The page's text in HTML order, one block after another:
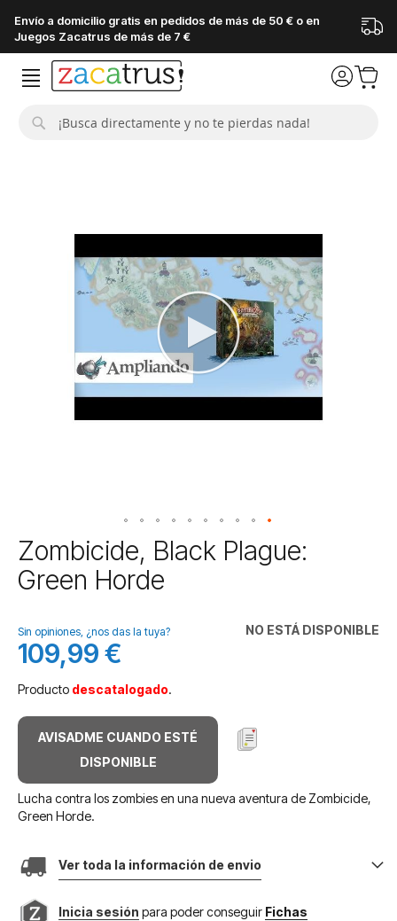
Envío a domicilio gratis en pedidos de más de 50 € o en
Juegos Zacatrus de más de 7 €
Saltar
al
comienzo
galería
de
imágenes
Zombicide, Black Plague:
Green Horde
NO ESTÁ DISPONIBLE
Sin opiniones, ¿nos das la tuya?
109,99 €
Producto descatalogado.
AVISADME CUANDO ESTÉ
DISPONIBLE
Lucha contra los zombies en una nueva aventura de Zombicide,
Green Horde.
Ver toda la información de envio
Inicia sesión para poder conseguir Fichas